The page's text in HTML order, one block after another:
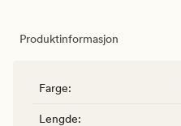
Produktinformasjon
Farge:
Lengde: